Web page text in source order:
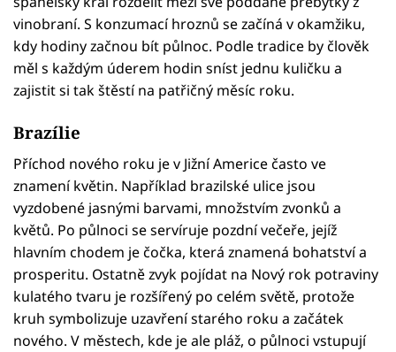
vinobraní. S konzumací hroznů se začíná v okamžiku,
kdy hodiny začnou bít půlnoc. Podle tradice by člověk
měl s každým úderem hodin sníst jednu kuličku a
zajistit si tak štěstí na patřičný měsíc roku.
Brazílie
Příchod nového roku je v Jižní Americe často ve
znamení květin. Například brazilské ulice jsou
vyzdobené jasnými barvami, množstvím zvonků a
květů. Po půlnoci se servíruje pozdní večeře, jejíž
hlavním chodem je čočka, která znamená bohatství a
prosperitu. Ostatně zvyk pojídat na Nový rok potraviny
kulatého tvaru je rozšířený po celém světě, protože
kruh symbolizuje uzavření starého roku a začátek
nového. V městech, kde je ale pláž, o půlnoci vstupují